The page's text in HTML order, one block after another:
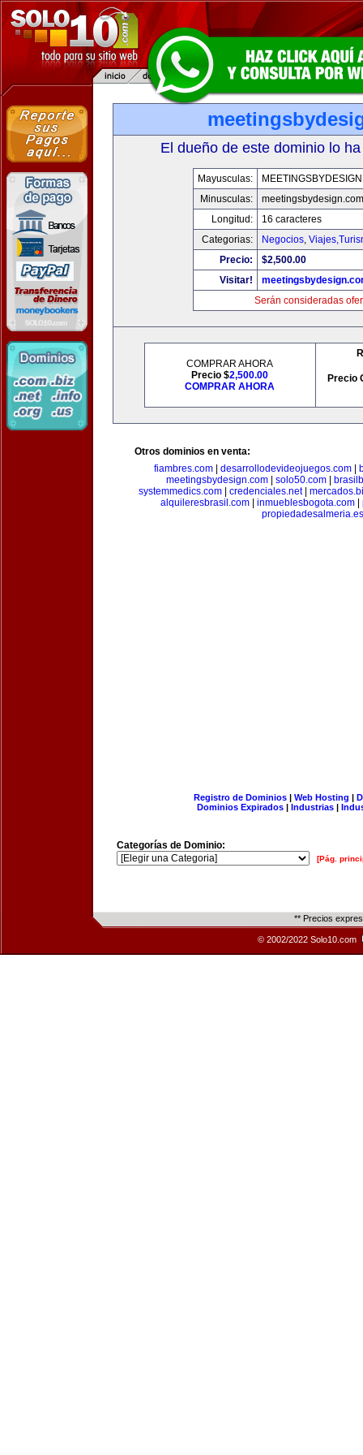
El dueño de este dominio lo
Mayusculas:
Minusculas:
meetingsbydesign.com
Longitud:
16 caracteres
Categorias:
Negocios,
Precio:
$2,500.00
Visitar!
Serán consideradas
COMPRAR AHORA
Precio $2,500.00
COMPRAR AHORA
Precio
Otros dominios en venta:
fiambres.com| desarrollodevideojuegos.com|
meetingsbydesign.com
solo50.com
systemmedics.com| credenciales.net|
alquileresbrasil.com| inmueblesbogota.com|
propiedadesalmeria.es
Registro de Dominios| Web Hosting |
Dominios Expirados | Industrias |
Categorías de Dominio:
[Pág.
** Precios
© 2002/2022 Solo10.com